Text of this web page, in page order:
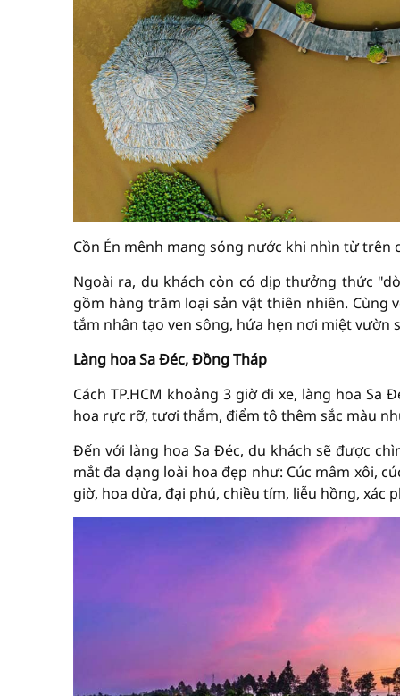
Cồn Én mênh mang sóng nước khi nhìn từ trên
Ngoài ra, du khách còn có dịp thưởng thức
gồm hàng trăm loại sản vật thiên nhiên.
tắm nhân tạo ven sông, hứa hẹn nơi miệt
Làng hoa Sa Đéc, Đồng Tháp
Cách TP.HCM khoảng 3 giờ đi xe, làng hoa
hoa rực rỡ, tươi thắm, điểm tô thêm sắc màu
Đến với làng hoa Sa Đéc, du khách sẽ được
mắt đa dạng loài hoa đẹp như: Cúc mâm xôi,
giờ, hoa dừa, đại phú, chiều tím, liễu hồng,